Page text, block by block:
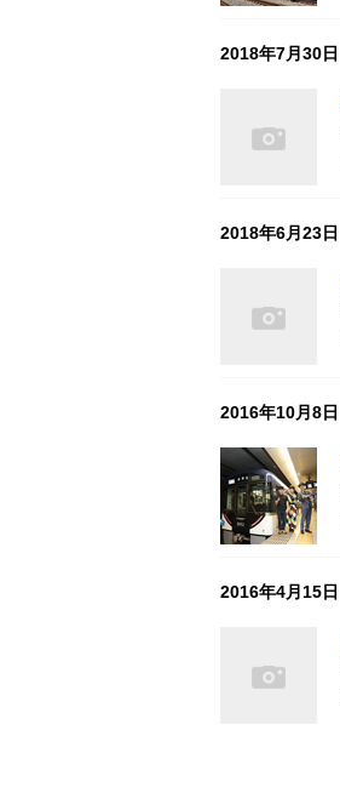
2018年7月30日
2018年6月23日
2016年10月8日
2016年4月15日